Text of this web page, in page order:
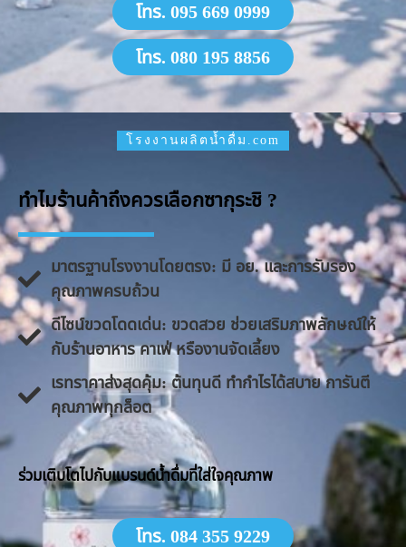
โทร. 095 669 0999
โทร. 080 195 8856
โรงงานผลิตน้ำดื่ม.com
ทำไมร้านค้าถึงควรเลือกซากุระชิ ?
มาตรฐานโรงงานโดยตรง: มี อย. และการรับรอง
คุณภาพครบถ้วน
ดีไซน์ขวดโดดเด่น: ขวดสวย ช่วยเสริมภาพลักษณ์ให้
กับร้านอาหาร คาเฟ่ หรืองานจัดเลี้ยง
​เรทราคาส่งสุดคุ้ม: ต้นทุนดี ทำกำไรได้สบาย การันตี
คุณภาพทุกล็อต
​ร่วมเติบโตไปกับแบรนด์น้ำดื่มที่ใส่ใจคุณภาพ
โทร. 084 355 9229